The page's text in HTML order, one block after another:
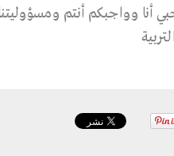
أنا وواجبكم أنتم